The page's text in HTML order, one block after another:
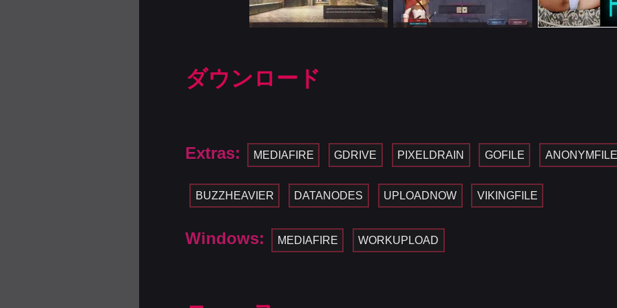
ダウンロード
Extras: MEDIAFIRE GDRIVE PIXELDRAIN GOFILE ANONYMFILE
BUZZHEAVIER DATANODES UPLOADNOW VIKINGFILE
Windows: MEDIAFIRE WORKUPLOAD